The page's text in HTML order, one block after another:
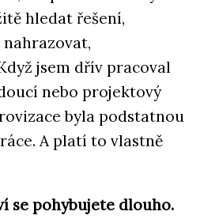
hledat řešení,
jsem dřív pracoval
nebo projektový
byla podstatnou
A platí to vlastně
se pohybujete dlouho.